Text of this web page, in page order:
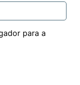
para a